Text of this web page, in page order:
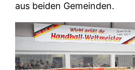
aus beiden Gemeinden.